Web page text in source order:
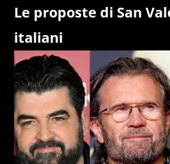
natura, le piace tenersi
intorno a lei.
Le proposte di San
italiani